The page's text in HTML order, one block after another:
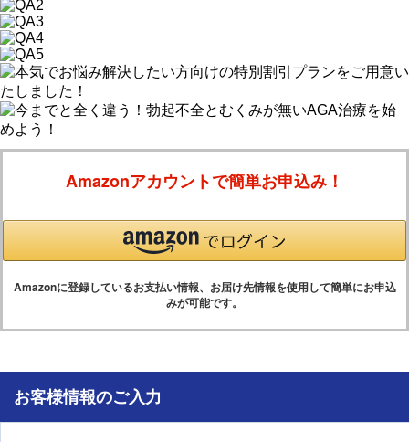
Amazonアカウントで簡単お申込み！
Amazonに登録しているお支払い情報、お届け先情報を使用して簡単にお申込
みが可能です。
お客様情報のご入力